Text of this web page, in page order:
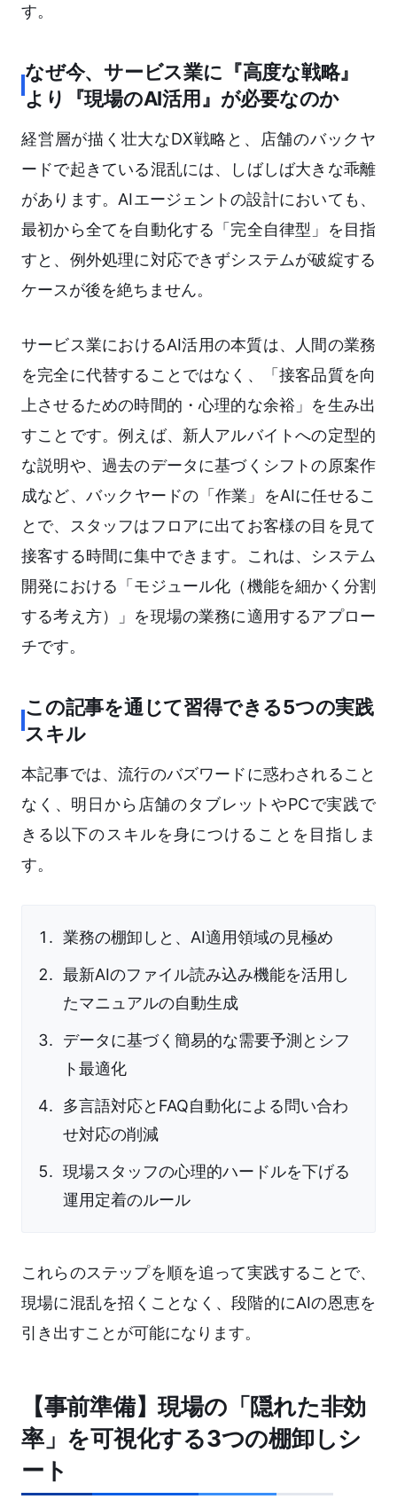
す。
なぜ今、サービス業に『高度な戦略』
より『現場のAI活用』が必要なのか
経営層が描く壮大なDX戦略と、店舗のバックヤ
ードで起きている混乱には、しばしば大きな乖離
があります。AIエージェントの設計においても、
最初から全てを自動化する「完全自律型」を目指
すと、例外処理に対応できずシステムが破綻する
ケースが後を絶ちません。
サービス業におけるAI活用の本質は、人間の業務
を完全に代替することではなく、「接客品質を向
上させるための時間的・心理的な余裕」を生み出
すことです。例えば、新人アルバイトへの定型的
な説明や、過去のデータに基づくシフトの原案作
成など、バックヤードの「作業」をAIに任せるこ
とで、スタッフはフロアに出てお客様の目を見て
接客する時間に集中できます。これは、システム
開発における「モジュール化（機能を細かく分割
する考え方）」を現場の業務に適用するアプロー
チです。
この記事を通じて習得できる5つの実践
スキル
本記事では、流行のバズワードに惑わされること
なく、明日から店舗のタブレットやPCで実践で
きる以下のスキルを身につけることを目指しま
す。
業務の棚卸しと、AI適用領域の見極め
最新AIのファイル読み込み機能を活用し
たマニュアルの自動生成
データに基づく簡易的な需要予測とシフ
ト最適化
多言語対応とFAQ自動化による問い合わ
せ対応の削減
現場スタッフの心理的ハードルを下げる
運用定着のルール
これらのステップを順を追って実践することで、
現場に混乱を招くことなく、段階的にAIの恩恵を
引き出すことが可能になります。
【事前準備】現場の「隠れた非効
率」を可視化する3つの棚卸しシ
ート